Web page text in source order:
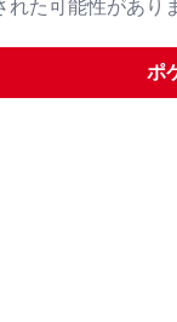
た可能性があり
ポ